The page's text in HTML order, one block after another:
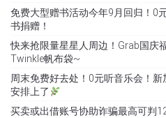
免费大型赠书活动今年9月回归！0
书捐赠！
快来抢限量星星人周边！Grab国庆
Twinkle帆布袋~
周末免费好去处！0元听音乐会！
安排上了
买卖或出借账号协助诈骗最高可判